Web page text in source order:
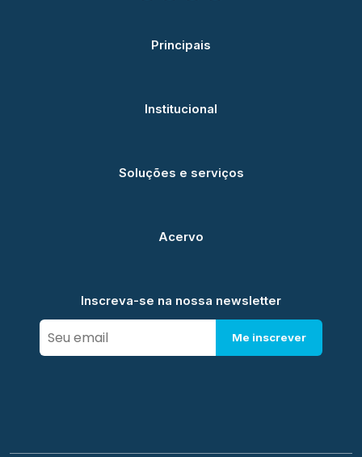
Principais
Institucional
Soluções e serviços
Acervo
Inscreva-se na nossa newsletter
Me inscrever